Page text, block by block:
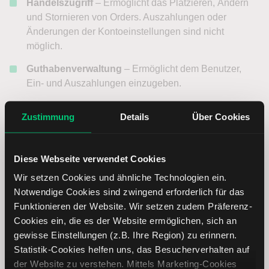
Zustimmung Details Über Cookies
Diese Webseite verwendet Cookies
Wir setzen Cookies und ähnliche Technologien ein.
Notwendige Cookies sind zwingend erforderlich für das
Funktionieren der Website. Wir setzen zudem Präferenz-
Cookies ein, die es der Website ermöglichen, sich an
gewisse Einstellungen (z.B. Ihre Region) zu erinnern.
Statistik-Cookies helfen uns, das Besucherverhalten auf
der Website zu verstehen. Mittels Marketing-Cookies
Handelszugriff – Ermöglicht das Platzieren, Ändern
und Stornieren von Orders. Auszahlungen oder
Änderungen der Kontoeinstellungen sind nicht
möglich.
Guthabenverwaltung – Ermöglicht dem Benutzer,
Ein- und Auszahlungen einzugeben.
Verwaltung anderer Benutzerprofile, Berechtigungen
und bestimmter Kontoeinstellungen.
Die Vergabe von Zugriffsrechten berechtigt einen Benutzer
nichtrechtlich dazu, in Ihrem Namen zu handeln – es sei
denn, eineVollmacht (Power of Attorney, POA)wurde
formal erteilt und von LYNX genehmigt.
Bitte prüfen Sie sorgfältig, welche Zugriffsrechte für den
vorgesehenen Zweck und das Vertrauensverhältnis
angemessen sind. Vergeben Sie nur die Rechte, die für